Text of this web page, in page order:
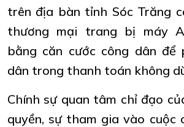
trên địa bàn tỉnh Sóc Trăng
thương mại trang bị máy
bằng căn cước công dân để
dân trong thanh toán không
Chính sự quan tâm chỉ đạo
quyền, sự tham gia vào cuộc